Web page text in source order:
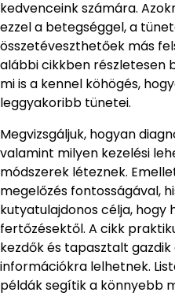
kedvenceink számára.
ezzel a betegséggel, a
összetéveszthetőek más
alábbi cikkben részletesen
mi is a kennel köhögés,
leggyakoribb tünetei.
Megvizsgáljuk, hogyan
valamint milyen kezelési
módszerek léteznek.
megelőzés fontosságával,
kutyatulajdonos célja, hogy
fertőzésektől. A cikk
kezdők és tapasztalt
információkra lelhetnek.
példák segítik a könnyebb